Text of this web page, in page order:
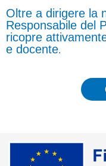
Oltre a dirigere la
Responsabile del
ricopre
e docente.